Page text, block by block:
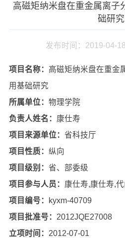
高磁矩纳米盘在重金属离子
础研究
发布时间：2019-04-18
项目名称： 高磁矩纳米盘在重金
用基础研究
所属单位： 物理学院
负责人姓名： 康仕寿
项目来源单位： 省科技厅
项目性质： 纵向
项目级别： 省、部委级
项目参与人员： 康仕寿,康仕寿,
项目编号：
kyxm-40709
项目批准号： 2012JQE27008
立项时间： 2012-07-01